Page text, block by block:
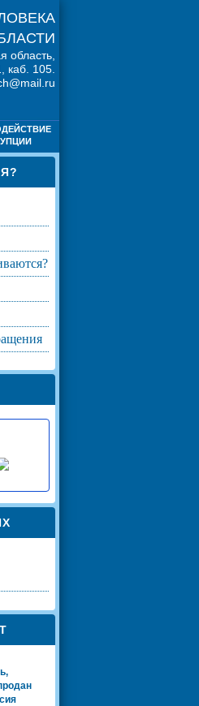
область,
каб. 105.